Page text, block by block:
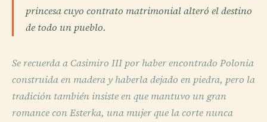
princesa cuyo contrato matrimonial alteró el destino
de todo un pueblo.
Se recuerda a Casimiro III por haber encontrado Polonia
construida en madera y haberla dejado en piedra, pero la
tradición también insiste en que mantuvo un gran
romance con Esterka, una mujer que la corte nunca